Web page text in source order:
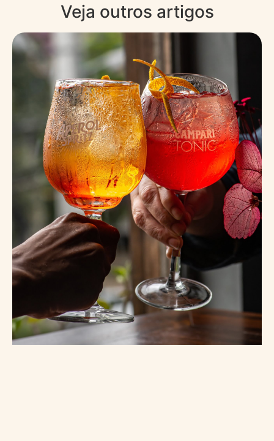
Veja outros artigos